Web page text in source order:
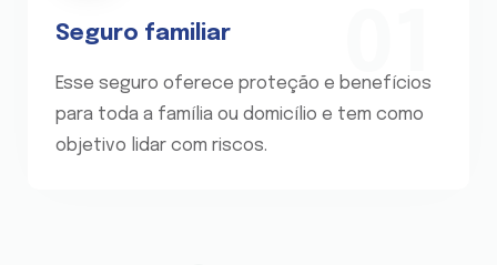
Seguro familiar
Esse seguro oferece proteção e benefícios
para toda a família ou domicílio e tem como
objetivo lidar com riscos.